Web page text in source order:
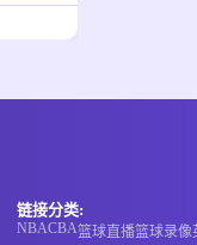
链接分类:
NBACBA篮球直播篮球录像